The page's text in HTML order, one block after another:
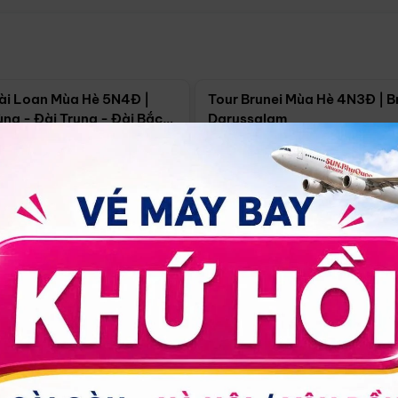
Loan Mùa Hè 5N4Đ |
- Đài Trung - Đài Bắc
18/09
Tour Brunei Mùa Hè 4N3Đ |
Darussalam
Hồ Chí Minh 4N3Đ
30/08 17/09 24/09
14.499.000đ Xem chi